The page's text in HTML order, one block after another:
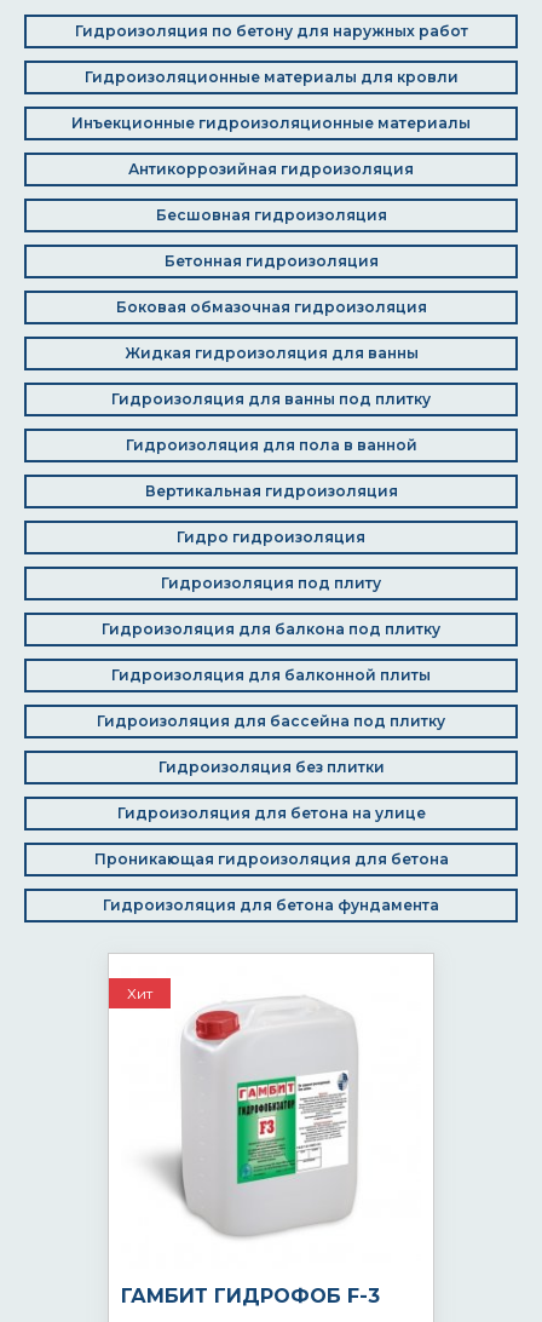
Гидроизоляция по бетону для наружных работ
Гидроизоляционные материалы для кровли
Инъекционные гидроизоляционные материалы
Антикоррозийная гидроизоляция
Бесшовная гидроизоляция
Бетонная гидроизоляция
Боковая обмазочная гидроизоляция
Жидкая гидроизоляция для ванны
Гидроизоляция для ванны под плитку
Гидроизоляция для пола в ванной
Вертикальная гидроизоляция
Гидро гидроизоляция
Гидроизоляция под плиту
Гидроизоляция для балкона под плитку
Гидроизоляция для балконной плиты
Гидроизоляция для бассейна под плитку
Гидроизоляция без плитки
Гидроизоляция для бетона на улице
Проникающая гидроизоляция для бетона
Гидроизоляция для бетона фундамента
Хит
ГАМБИТ ГИДРОФОБ F-3